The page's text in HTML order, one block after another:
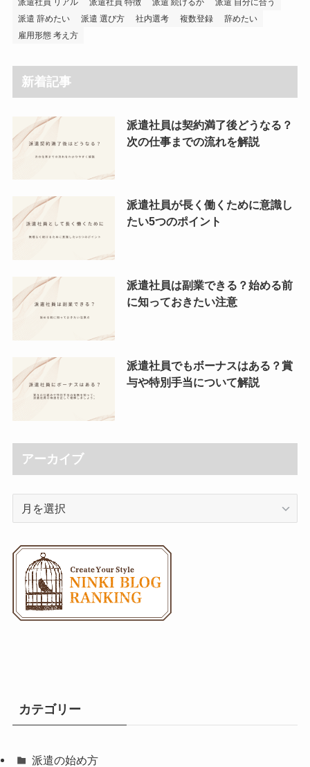
派遣 辞めたい
派遣 選び方 社内選考 複数登録
辞めたい
雇用形態 考え方
新着記事
派遣社員は契約満了後どうなる？
次の仕事までの流れを解説
派遣社員が長く働くために意識し
たい5つのポイント
派遣社員は副業できる？始める前
に知っておきたい注意
派遣社員でもボーナスはある？賞
与や特別手当について解説
アーカイブ
イ
カテゴリー
派遣の始め方